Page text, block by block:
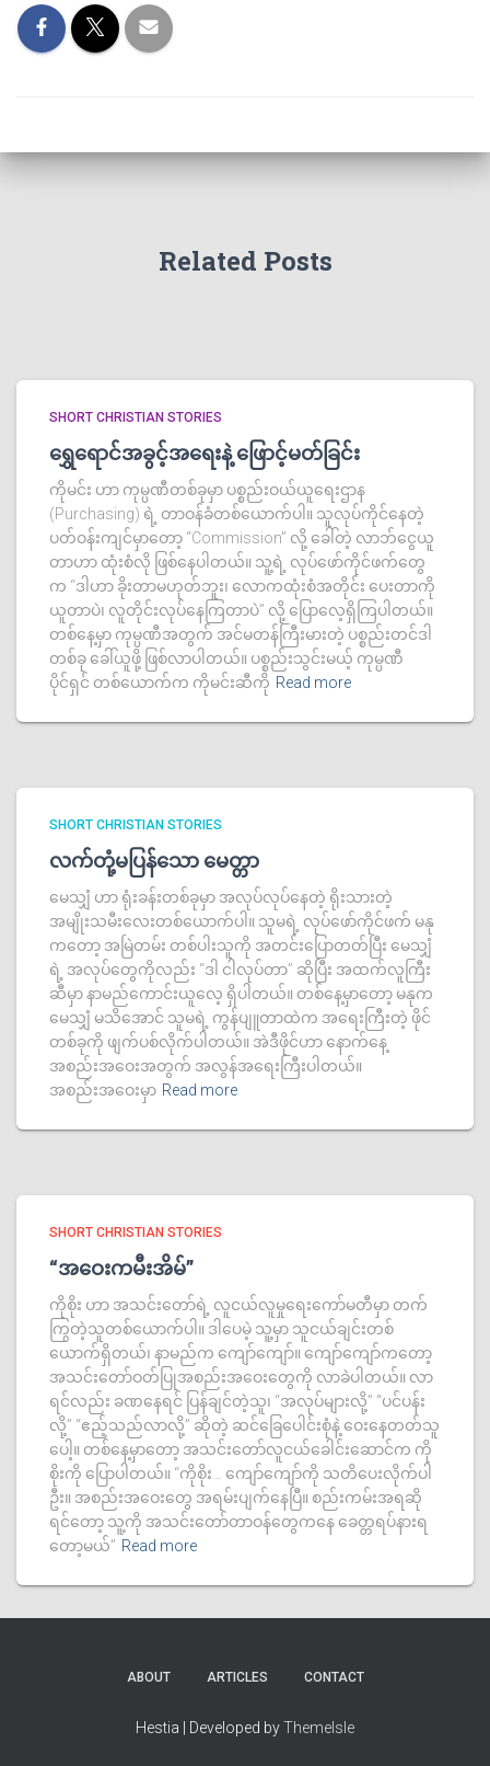
Related Posts
SHORT CHRISTIAN STORIES
ရွှေရောင်အခွင့်အရေးနဲ့ ဖြောင့်မတ်ခြင်း
ကိုမင်း ဟာ ကုမ္ပဏီတစ်ခုမှာ ပစ္စည်းဝယ်ယူရေးဌာန
(Purchasing) ရဲ့ တာဝန်ခံတစ်ယောက်ပါ။ သူလုပ်ကိုင်နေတဲ့
ပတ်ဝန်းကျင်မှာတော့ “Commission” လို့ ခေါ်တဲ့ လာဘ်ငွေယူ
တာဟာ ထုံးစံလို ဖြစ်နေပါတယ်။ သူ့ရဲ့ လုပ်ဖော်ကိုင်ဖက်တွေ
က “ဒါဟာ ခိုးတာမဟုတ်ဘူး၊ လောကထုံးစံအတိုင်း ပေးတာကို
ယူတာပဲ၊ လူတိုင်းလုပ်နေကြတာပဲ” လို့ ပြောလေ့ရှိကြပါတယ်။
တစ်နေ့မှာ ကုမ္ပဏီအတွက် အင်မတန်ကြီးမားတဲ့ ပစ္စည်းတင်ဒါ
တစ်ခု ခေါ်ယူဖို့ ဖြစ်လာပါတယ်။ ပစ္စည်းသွင်းမယ့် ကုမ္ပဏီ
ပိုင်ရှင် တစ်ယောက်က ကိုမင်းဆီကို Read more
SHORT CHRISTIAN STORIES
လက်တုံ့မပြန်သော မေတ္တာ
မေသျှံ ဟာ ရုံးခန်းတစ်ခုမှာ အလုပ်လုပ်နေတဲ့ ရိုးသားတဲ့
အမျိုးသမီးလေးတစ်ယောက်ပါ။ သူမရဲ့ လုပ်ဖော်ကိုင်ဖက် မနု
ကတော့ အမြဲတမ်း တစ်ပါးသူကို အတင်းပြောတတ်ပြီး မေသျှံ
ရဲ့ အလုပ်တွေကိုလည်း “ဒါ ငါလုပ်တာ” ဆိုပြီး အထက်လူကြီး
ဆီမှာ နာမည်ကောင်းယူလေ့ ရှိပါတယ်။ တစ်နေ့မှာတော့ မနုက
မေသျှံ မသိအောင် သူမရဲ့ ကွန်ပျူတာထဲက အရေးကြီးတဲ့ ဖိုင်
တစ်ခုကို ဖျက်ပစ်လိုက်ပါတယ်။ အဲဒီဖိုင်ဟာ နောက်နေ့
အစည်းအဝေးအတွက် အလွန်အရေးကြီးပါတယ်။
အစည်းအဝေးမှာ Read more
SHORT CHRISTIAN STORIES
“အဝေးကမီးအိမ်”
ကိုစိုး ဟာ အသင်းတော်ရဲ့ လူငယ်လူမှုရေးကော်မတီမှာ တက်
ကြွတဲ့သူတစ်ယောက်ပါ။ ဒါပေမဲ့ သူ့မှာ သူငယ်ချင်းတစ်
ယောက်ရှိတယ်၊ နာမည်က ကျော်ကျော်။ ကျော်ကျော်ကတော့
အသင်းတော်ဝတ်ပြုအစည်းအဝေးတွေကို လာခဲပါတယ်။ လာ
ရင်လည်း ခဏနေရင် ပြန်ချင်တဲ့သူ၊ “အလုပ်များလို့” “ပင်ပန်း
လို့” “ဧည့်သည်လာလို့” ဆိုတဲ့ ဆင်ခြေပေါင်းစုံနဲ့ ဝေးနေတတ်သူ
ပေါ့။ တစ်နေ့မှာတော့ အသင်းတော်လူငယ်ခေါင်းဆောင်က ကို
စိုးကို ပြောပါတယ်။ “ကိုစိုး… ကျော်ကျော်ကို သတိပေးလိုက်ပါ
ဦး။ အစည်းအဝေးတွေ အရမ်းပျက်နေပြီ။ စည်းကမ်းအရဆို
ရင်တော့ သူ့ကို အသင်းတော်တာဝန်တွေကနေ ခေတ္တရပ်နားရ
တော့မယ်” Read more
ABOUT ARTICLES CONTACT
Hestia | Developed byThemeIsle